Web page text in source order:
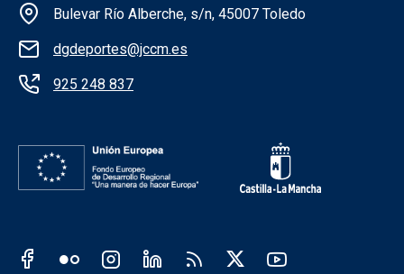
Información de la institución
Bulevar Río Alberche, s/n, 45007 Toledo
dgdeportes@jccm.es
925 248 837
Redes sociales JCCM